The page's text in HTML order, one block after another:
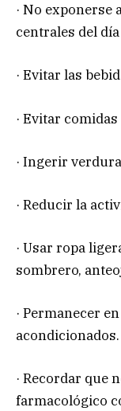
· No exponerse
centrales del
· Evitar las
· Evitar
· Ingerir
· Reducir la
· Usar ropa
sombrero,
· Permanecer
acondicionados.
· Recordar que
farmacológico